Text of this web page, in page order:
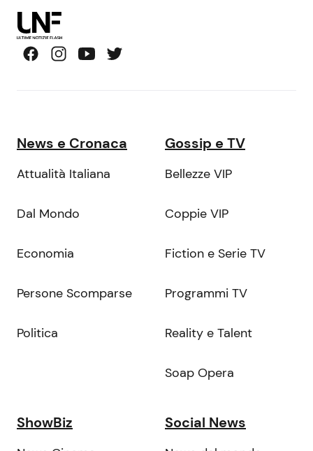
News e Cronaca
Attualità Italiana
Dal Mondo
Economia
Persone Scomparse
Politica
Gossip e TV
Bellezze VIP
Coppie VIP
Fiction e Serie TV
Programmi TV
Reality e Talent
Soap Opera
ShowBiz Social News